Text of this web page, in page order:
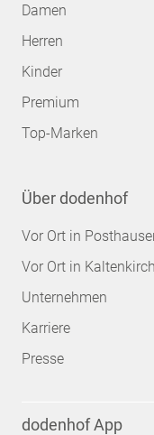
Damen
Herren
Kinder
Premium
Top-Marken
Über dodenhof
Vor Ort in
Vor Ort in
Unternehmen
Karriere
Presse
dodenhof App